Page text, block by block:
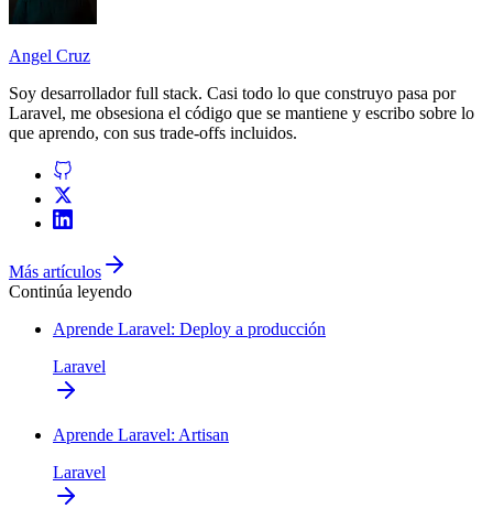
Angel Cruz
Soy desarrolladorfull stack. Casi todo lo que construyo pasa por
Laravel, me obsesiona el código que se mantiene y escribo sobre lo
que aprendo, con sus trade-offs incluidos.
Más artículos
Continúa leyendo
Aprende Laravel: Deploy a producción
Laravel
Aprende Laravel: Artisan
Laravel